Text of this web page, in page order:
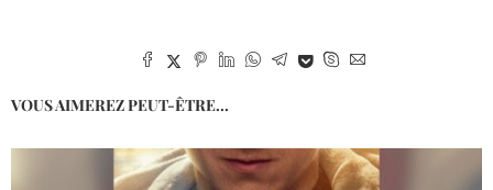
VOUS AIMEREZ PEUT-ÊTRE...